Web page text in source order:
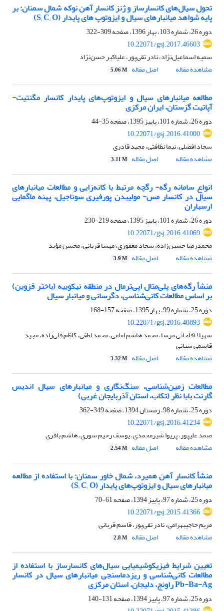
تحول سیال‌های کانسارساز و ژنز کانسار آهن نوکه شمال سمنان: بر
پایه شواهد میانبارهای سیال و ایزوتوپ های پایدار (S, C, O)
دوره 26، شماره 103، بهار 1396، صفحه
309-322
10.22071/gsj.2017.46603
سمیه اسماعیل‌نژاد، نادر تقی‌پور، علی‎اکبر حسن‌نژاد
مشاهده مقاله
اصل مقاله 5.06 M
مطالعه میانبارهای سیال و ایزوتوپ‌های پایدار کانسار مگنتیت-
آپاتیت گزستان، ایران مرکزی
دوره 26، شماره 101، پاییز 1395، صفحه
35-44
10.22071/gsj.2016.41000
سجاد افضلی، نیما نظافتی، مجید قادری
مشاهده مقاله
اصل مقاله 3.11 M
انواع سامانه رگه- رگچه مرتبط با کانه‌زایی و مطالعات میانبارهای
سیال در کانسار مس- مولیبدن پورفیری سوناجیل، پهنه ماگمایی
ارسباران
دوره 26، شماره 101، پاییز 1395، صفحه
219-230
10.22071/gsj.2016.41069
محمد‌رضا حسین‌زاده، سجاد مغفوری، مهسا قربانی، محسن مؤید
مشاهده مقاله
اصل مقاله 3.9 M
منشأ رگه‌های پلی‌متال اپی‌ترمال در منطقه نیکوییه (باختر قزوین)
بر اساس مطالعات کانی‌شناسی، دگرسانی و میانبار سیال
دوره 25، شماره 99، بهار 1395، صفحه
157-168
10.22071/gsj.2016.40893
سهیلا آقاجانی مرسا، محمد هاشم امامی، محمد لطفی، کاظم قلی‌زاده، مجید
قاسمی سیانی
مشاهده مقاله
اصل مقاله 3.32 M
مطالعات زمین‌شناسی، سنگ‌نگاری و میانبارهای سیال اندیس
گارنت بابا نظر (تکاب، استان آذربایجان غربی)
دوره 25، شماره 98، زمستان 1394، صفحه
349-362
10.22071/gsj.2016.41234
صمد علیپور، پریوا شیرمحمدی، یوسف رحیم سوری، هاشم باقری
مشاهده مقاله
اصل مقاله 2.54 M
منشأ کانسار آهن همیرد، شمال خاور سمنان: با استفاده از مطالعه
میانبارهای سیال و ایزوتوپ‌های پایدار (S, C, O)
دوره 25، شماره 97، پاییز 1394، صفحه
61-70
10.22071/gsj.2015.41366
مریم حاجی‎بهرامی، نادر تقی‌پور، قاسم قربانی
مشاهده مقاله
اصل مقاله 2.8 M
تعیین شرایط فیزیکوشیمیایی سیال‌های کانسارساز با استفاده از
مطالعات کانی‌شناسی و ریزدماسنجی میانبارهای سیال در کانسار
Pb-Ba-Ag راونج، دلیجان، استان مرکزی
دوره 25، شماره 97، پاییز 1394، صفحه
131-140